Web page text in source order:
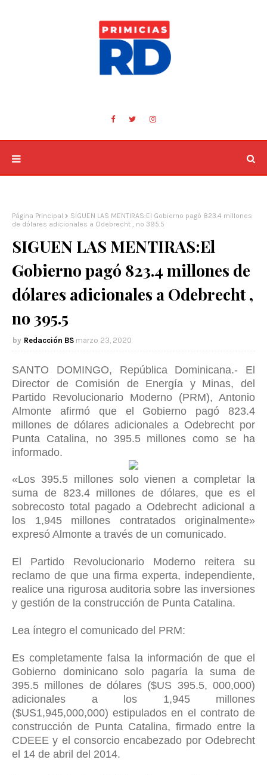
Página Principal
SIGUEN LAS MENTIRAS:El Gobierno pagó 823.4 millones
de dólares adicionales a Odebrecht , no 395.5
SIGUEN LAS MENTIRAS:El
Gobierno pagó 823.4 millones de
dólares adicionales a Odebrecht ,
no 395.5
Redacción BS marzo 23, 2020
SANTO DOMINGO, República Dominicana.- El
Director de Comisión de Energía y Minas, del
Partido Revolucionario Moderno (PRM), Antonio
Almonte afirmó que el Gobierno pagó 823.4
millones de dólares adicionales a Odebrecht por
Punta Catalina, no 395.5 millones como se ha
informado.
«Los 395.5 millones solo vienen a completar la
suma de 823.4 millones de dólares, que es el
sobrecosto total pagado a Odebrecht adicional a
los 1,945 millones contratados originalmente»
expresó Almonte a través de un comunicado.
El Partido Revolucionario Moderno reitera su
reclamo de que una firma experta, independiente,
realice una rigurosa auditoria sobre las inversiones
y gestión de la construcción de Punta Catalina.
Lea íntegro el comunicado del PRM:
Es completamente falsa la información de que el
Gobierno dominicano solo pagaría la suma de
395.5 millones de dólares ($US 395.5, 000,000)
adicionales a los 1,945 millones
($US1,945,000,000) estipulados en el contrato de
construcción de Punta Catalina, firmado entre la
CDEEE y el consorcio encabezado por Odebrecht
el 14 de abril del 2014.